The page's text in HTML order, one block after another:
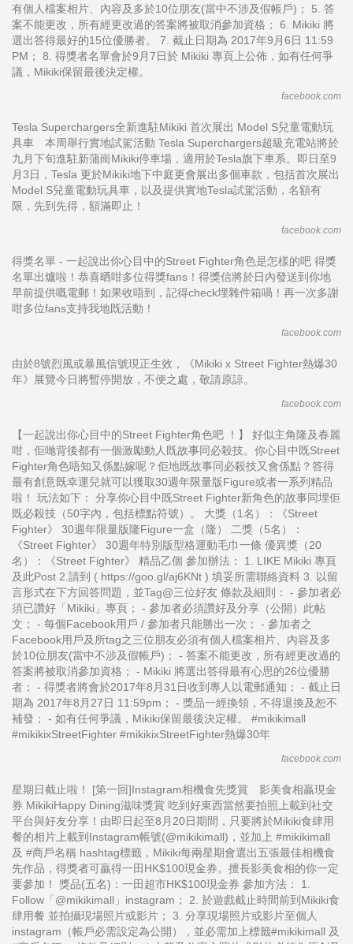
有個人檔案相片、內容及多於10位朋友(當中不涉及假帳戶)； 5. 答
案不能更改，所有經更改過的答案將被取消參加資格； 6. Mikiki 將
選出答得最好的15位優勝者。 7. 截止日期為 2017年9月6日 11:59
PM； 8. 得獎者名單會於9月7日於 Mikiki 專頁上公佈，如有任何爭
議，Mikiki保留最後決定權。
facebook.com
Tesla Superchargers全新進駐Mikiki 首次展出 Model S兒童電動玩
具車 本周舉行實地試駕活動 Tesla Superchargers超級充電站將於
九月下旬進駐新蒲崗Mikiki停車場，適用於Tesla旗下車系。即日至9
月3日，Tesla 更於Mikiki地下中庭更會展出多個車款，包括首次展出
Model S兒童電動玩具車，以及提供實地Tesla試駕活動，名額有
限，先到先得，額滿即止！
facebook.com
得獎名單 - 一起說出你心目中的Street Fighter角色是怎樣的吧 得獎
名單出爐啦！恭喜晒咁多位得獎fans！得獎信將於日內發送到你地
早前提供嘅電郵！如果收唔到，記得check埋雜件箱喎！再一次多謝
咁多位fans支持我地既活動！
facebook.com
由於8號烈風或暴風信號現正生效，《Mikiki x Street Fighter熱爆30
年》展覽今日將暫停開放，不便之處，敬請原諒。
facebook.com
【一起說出你心目中的Street Fighter角色吧 ！】 好似主角隆及春麗
咁，佢哋背後都有一個激勵動人既故事同必殺技。你心目中既Street
Fighter角色唔知又係點嫁呢？佢地既故事同必殺技又會係點？答得
最有創意既幸運兒就可以獲取30週年限量版Figure或者一系列精品
啦！ 玩法如下： 分享你心目中既Street Fighter新角色的故事同埋佢
既必殺技（50字內，包括標點符號）。 大獎（1名）：《Street
Fighter》 30週年限量版隆Figure一盒（隆） 二獎（5名）：
《Street Fighter》 30週年特別版型格運動毛巾一條 優異獎（20
名）：《Street Fighter》 精品乙個 參加辦法： 1. LIKE Mikiki 專頁
及此Post 2.請到 ( https://goo.gl/aj6KNt ) 填妥所需聯絡資料 3. 以留
言形式在下方回答問題，並Tag@三位好友 條款及細則： - 參加者必
須已讚好「Mikiki」專頁； - 參加者必須讚好及分享（公開）此帖
文； - 每個Facebook用戶 / 參加者只能勝出一次； - 參加者之
Facebook用戶及所tag之三位朋友必須有個人檔案相片、內容及多
於10位朋友(當中不涉及假帳戶)； - 答案不能更改，所有經更改過的
答案將被取消參加資格； - Mikiki 將選出答得最有心思的26位優勝
者； - 得獎者將會於2017年8月31日收到專人以電郵通知； - 截止日
期為 2017年8月27日 11:59pm； - 獎品一經換領，不得退換及恕不
補發； - 如有任何爭議，Mikiki保留最後決定權。 #mikikimall
#mikikixStreetFighter #mikikixStreetFighter熱爆30年
facebook.com
星期日截止啦！ [第一回]Instagram相機食先獎賞 影美食相贏現金
券 MikikiHappy Dining滋味獎賞 吃到好東西當然要拍照上載到社交
平台與好友分享！由即日起至8月20日期間，只要將於Mikiki食肆用
餐的相片上載到Instagram帳號(@mikikimall)，並加上 #mikikimall
及 #商戶名稱 hashtag標籤，Mikiki每兩星期會選出五張最佳相機食
先作品，得獎者可贏得一田HK$100現金券。擅長影美食相的你一定
要參加！ 獎品(五名)：一田超市HK$100現金券 參加方法： 1.
Follow「@mikikimall」instagram； 2. 於遊戲截止時間前到Mikiki食
肆用餐 並拍攝現場照片或影片； 3. 分享現場照片或影片至個人
instagram（帳戶必需設定為公開），並必需加上標籤#mikikimall 及